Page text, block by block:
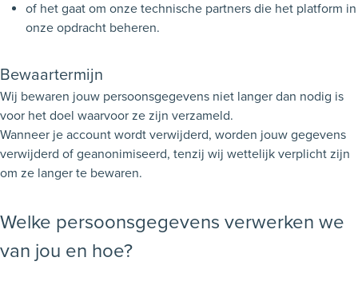
of het gaat om onze technische partners die het platform in
onze opdracht beheren.
Bewaartermijn
Wij bewaren jouw persoonsgegevens niet langer dan nodig is
voor het doel waarvoor ze zijn verzameld.
Wanneer je account wordt verwijderd, worden jouw gegevens
verwijderd of geanonimiseerd, tenzij wij wettelijk verplicht zijn
om ze langer te bewaren.
Welke persoonsgegevens verwerken we
van jou en hoe?